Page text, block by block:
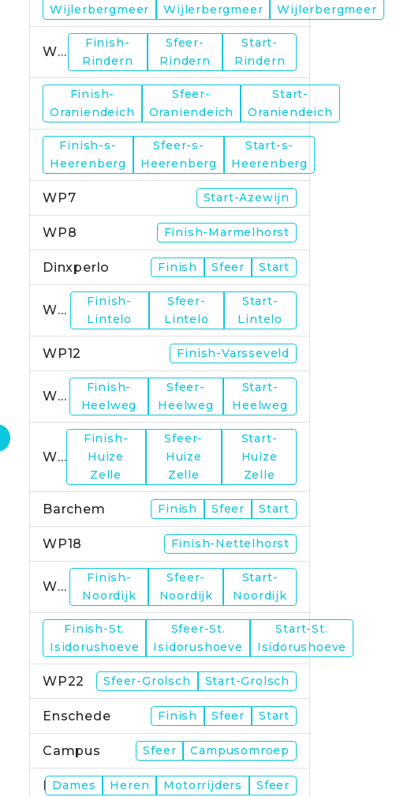
Wijlerbergmeer
Wijlerbergmeer
Wijlerbergmeer
WP4
Finish-
Rindern
Sfeer-
Rindern
Start-
Rindern
Finish-
Oraniendeich
Sfeer-
Oraniendeich
Start-
Oraniendeich
Finish-s-
Heerenberg
Sfeer-s-
Heerenberg
Start-s-
Heerenberg
WP7 Start-Azewijn
WP8 Finish-Marmelhorst
Dinxperlo Finish Sfeer Start
WP11
Finish-
Lintelo
Sfeer-
Lintelo
Start-
Lintelo
WP12 Finish-Varsseveld
WP13
Finish-
Heelweg
Sfeer-
Heelweg
Start-
Heelweg
WP15
Finish-
Huize
Zelle
Sfeer-
Huize
Zelle
Start-
Huize
Zelle
Barchem Finish Sfeer Start
WP18 Finish-Nettelhorst
WP19
Finish-
Noordijk
Sfeer-
Noordijk
Start-
Noordijk
Finish-St.
Isidorushoeve
Sfeer-St.
Isidorushoeve
Start-St.
Isidorushoeve
WP22 Sfeer-Grolsch Start-Grolsch
Enschede Finish Sfeer Start
Campus Sfeer Campusomroep
Finish
Dames Heren Motorrijders Sfeer